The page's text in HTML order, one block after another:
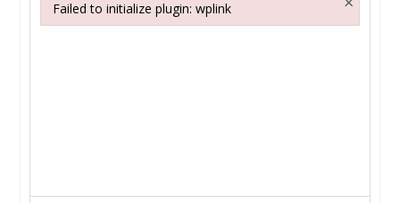
Failed to initialize plugin: wplink
Failed to initialize plugin: wplink